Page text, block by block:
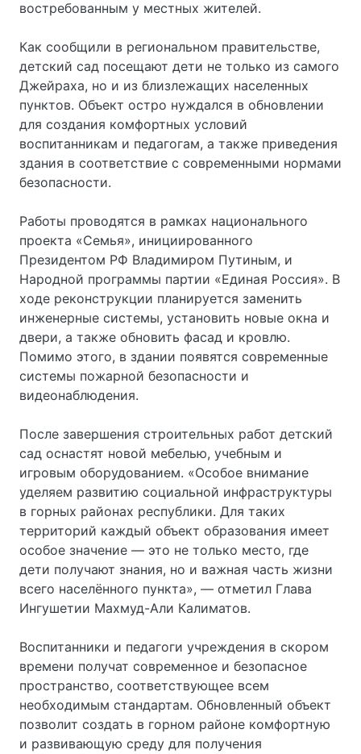
востребованным у местных жителей.
Как сообщили в региональном правительстве,
детский сад посещают дети не только из самого
Джейраха, но и из близлежащих населенных
пунктов. Объект остро нуждался в обновлении
для создания комфортных условий
воспитанникам и педагогам, а также приведения
здания в соответствие с современными нормами
безопасности.
Работы проводятся в рамках национального
проекта «Семья», инициированного
Президентом РФ Владимиром Путиным, и
Народной программы партии «Единая Россия». В
ходе реконструкции планируется заменить
инженерные системы, установить новые окна и
двери, а также обновить фасад и кровлю.
Помимо этого, в здании появятся современные
системы пожарной безопасности и
видеонаблюдения.
После завершения строительных работ детский
сад оснастят новой мебелью, учебным и
игровым оборудованием. «Особое внимание
уделяем развитию социальной инфраструктуры
в горных районах республики. Для таких
территорий каждый объект образования имеет
особое значение — это не только место, где
дети получают знания, но и важная часть жизни
всего населённого пункта», — отметил Глава
Ингушетии Махмуд-Али Калиматов.
Воспитанники и педагоги учреждения в скором
времени получат современное и безопасное
пространство, соответствующее всем
необходимым стандартам. Обновленный объект
позволит создать в горном районе комфортную
и развивающую среду для получения